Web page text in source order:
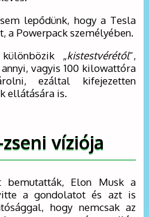
lepődünk, hogy a Tesla
a Powerpack személyében.
„kistestvérétől”,
vagyis 100 kilowattóra
ezáltal kifejezetten
ellátására is.
víziója
bemutatták, Elon Musk a
a gondolatot és azt is
hogy nemcsak az